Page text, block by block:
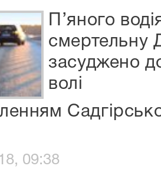
П’яного
смертельну
засуджено
волі
09:38